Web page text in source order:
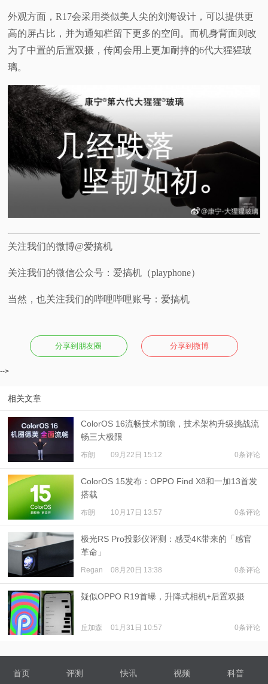
外观方面，R17会采用类似美人尖的刘海设计，可以提供更
高的屏占比，并为通知栏留下更多的空间。而机身背面则改
为了中置的后置双摄，传闻会用上更加耐摔的6代大猩猩玻
璃。
关注我们的微博@爱搞机
关注我们的微信公众号：爱搞机（playphone）
当然，也关注我们的哔哩哔哩账号：爱搞机
分享到朋友圈 分享到微博
-->
相关文章
ColorOS 16流畅技术前瞻，技术架构升级挑战流
畅三大极限
布朗 09月22日 15:12 0条评论
ColorOS 15发布：OPPO Find X8和一加13首发
搭载
布朗 10月17日 13:57 0条评论
极光RS Pro投影仪评测：感受4K带来的「感官
革命」
Regan 08月20日 13:38 0条评论
疑似OPPO R19首曝，升降式相机+后置双摄
丘加森 01月31日 10:57 0条评论
首页 评测 快讯 视频 科普